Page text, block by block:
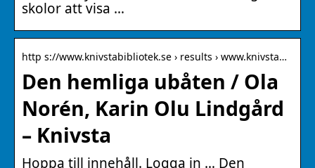
skolor att visa …
http s://www.knivstabibliotek.se › results › www.knivsta…
Den hemliga ubåten / Ola
Norén, Karin Olu Lindgård
– Knivsta
Hoppa till innehåll. Logga in … Den